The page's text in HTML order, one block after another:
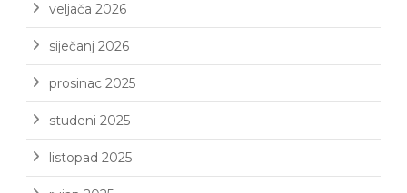
veljača 2026
siječanj 2026
prosinac 2025
studeni 2025
listopad 2025